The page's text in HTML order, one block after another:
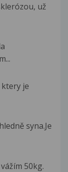
už
ktery je
syna.Je
50kg.